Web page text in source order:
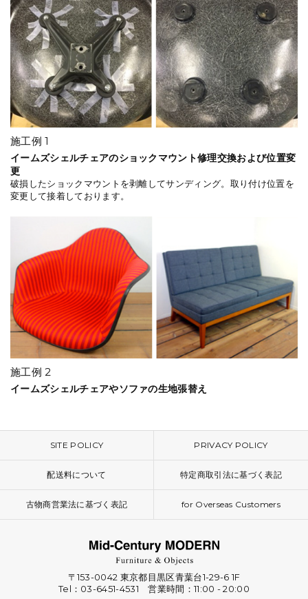
施工例 1
イームズシェルチェアのショックマウント修理交換および位置変
更
破損したショックマウントを剥離してサンディング。取り付け位置を
変更して接着しております。
施工例 2
イームズシェルチェアやソファの生地張替え
SITE POLICY PRIVACY POLICY
配送料について 特定商取引法に基づく表記
古物商営業法に基づく表記 for Overseas Customers
〒153-0042 東京都目黒区青葉台1-29-6 1F
Tel：03-6451-4531 営業時間：11:00 - 20:00